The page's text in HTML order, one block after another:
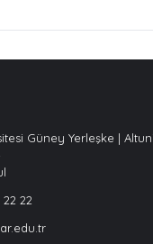
Güney Yerleşke |
22